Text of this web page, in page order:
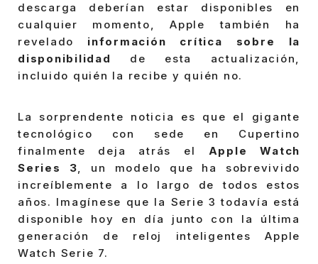
descarga deberían estar disponibles en
cualquier momento, Apple también ha
revelado información crítica sobre la
disponibilidad
de esta actualización,
incluido quién la recibe y quién no.
La sorprendente noticia es que el gigante
tecnológico con sede en Cupertino
finalmente deja atrás el Apple Watch
Series 3, un modelo que ha sobrevivido
increíblemente a lo largo de todos estos
años. Imagínese que la Serie 3 todavía está
disponible hoy en día junto con la última
generación de reloj inteligentes Apple
Watch Serie 7.